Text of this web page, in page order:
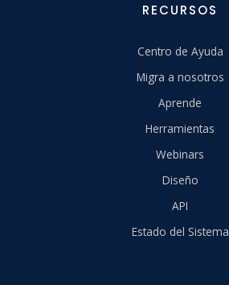
RECURSOS
Centro de Ayuda
Migra a nosotros
Aprende
Herramientas
Webinars
Diseño
API
Estado del Sistema